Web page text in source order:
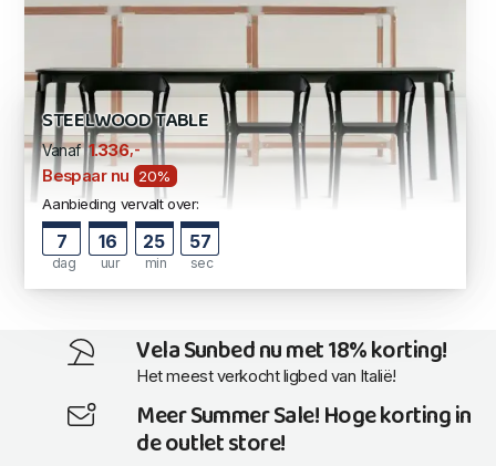
STEELWOOD TABLE
Vanaf 1.336,-
Bespaar nu
20%
Aanbieding vervalt over:
7
dag
16
uur
25
min
56
sec
Vela Sunbed nu met 18% korting!
Het meest verkocht ligbed van Italië!
Meer Summer Sale! Hoge korting in
de outlet store!